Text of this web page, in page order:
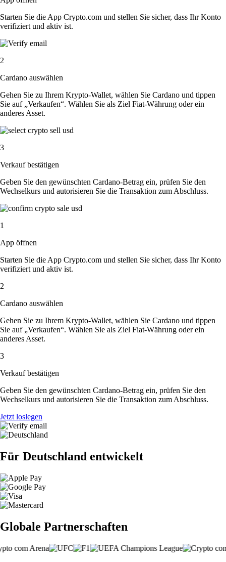
Starten Sie die App Crypto.com und stellen Sie sicher, dass Ihr Konto
verifiziert und aktiv ist.
2
Cardano auswählen
Gehen Sie zu Ihrem Krypto-Wallet, wählen Sie Cardano und tippen
Sie auf „Verkaufen“. Wählen Sie als Ziel Fiat-Währung oder ein
anderes Asset.
3
Verkauf bestätigen
Geben Sie den gewünschten Cardano-Betrag ein, prüfen Sie den
Wechselkurs und autorisieren Sie die Transaktion zum Abschluss.
1
App öffnen
Starten Sie die App Crypto.com und stellen Sie sicher, dass Ihr Konto
verifiziert und aktiv ist.
2
Cardano auswählen
Gehen Sie zu Ihrem Krypto-Wallet, wählen Sie Cardano und tippen
Sie auf „Verkaufen“. Wählen Sie als Ziel Fiat-Währung oder ein
anderes Asset.
3
Verkauf bestätigen
Geben Sie den gewünschten Cardano-Betrag ein, prüfen Sie den
Wechselkurs und autorisieren Sie die Transaktion zum Abschluss.
Jetzt loslegen
Für Deutschland entwickelt
Globale Partnerschaften